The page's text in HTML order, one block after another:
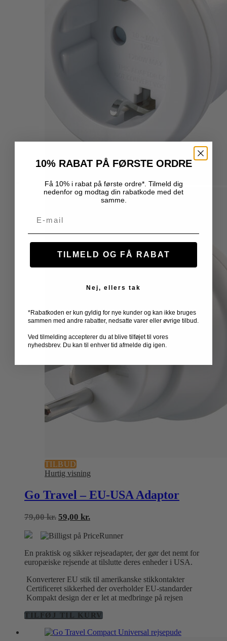
TILBUD
Hurtig visning
Go Travel – EU-USA Adaptor
79,00kr. Den
pris
79,00 kr..
59,00 kr.
pris
59,00 kr..
En praktisk og sikker rejseadapter, der gør det nemt for
europæiske rejsende at tilslutte deres enheder i USA.
Konverterer EU stik til amerikanske stikkontakter
Certificeret sikkerhed der overholder EU-standarder
Kompakt design der er let at medbringe på rejsen
TILFØJ TIL KURV
10% RABAT PÅ FØRSTE ORDRE
Få 10% i rabat på første ordre*. Tilmeld dig
nedenfor og modtag din rabatkode med det
samme.
Email
TILMELD OG FÅ RABAT
Nej, ellers tak
*Rabatkoden er kun gyldig for nye kunder og kan ikke bruges
sammen med andre rabatter, nedsatte varer eller øvrige tilbud.
Ved tilmelding accepterer du at blive tilføjet til vores
nyhedsbrev. Du kan til enhver tid afmelde dig igen.